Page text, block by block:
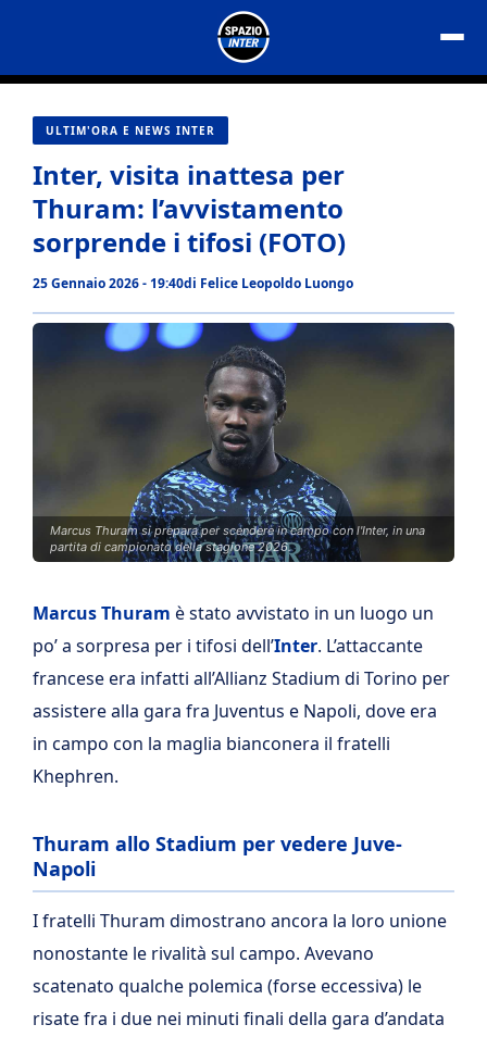
contenuto
ULTIM'ORA E NEWS INTER
Inter, visita inattesa per
Thuram: l’avvistamento
sorprende i tifosi (FOTO)
25 Gennaio 2026 - 19:40di Felice Leopoldo Luongo
Marcus Thuram si prepara per scendere in campo con l'Inter, in una
partita di campionato della stagione 2026.
Marcus Thuram è stato avvistato in un luogo un
po’ a sorpresa per i tifosi dell’Inter. L’attaccante
francese era infatti all’Allianz Stadium di Torino per
assistere alla gara fra Juventus e Napoli, dove era
in campo con la maglia bianconera il fratelli
Khephren.
Thuram allo Stadium per vedere Juve-
Napoli
I fratelli Thuram dimostrano ancora la loro unione
nonostante le rivalità sul campo. Avevano
scatenato qualche polemica (forse eccessiva) le
risate fra i due nei minuti finali della gara d’andata